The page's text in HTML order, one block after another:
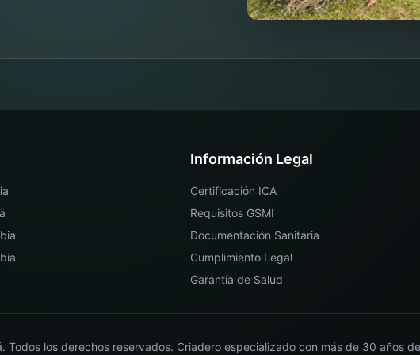
Información Legal
Certificación ICA
Requisitos GSMI
Documentación Sanitaria
Cumplimiento Legal
Garantía de Salud
. Todos los derechos reservados. Criadero especializado con más de 30 años